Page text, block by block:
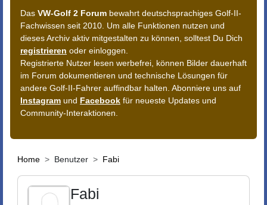
Das VW-Golf 2 Forum bewahrt deutschsprachiges Golf-II-
Fachwissen seit 2010. Um alle Funktionen nutzen und
dieses Archiv aktiv mitgestalten zu können, solltest Du Dich
registrieren oder einloggen.
Registrierte Nutzer lesen werbefrei, können Bilder dauerhaft
im Forum dokumentieren und technische Lösungen für
andere Golf-II-Fahrer auffindbar halten. Abonniere uns auf
Instagram und Facebook für neueste Updates und
Community-Interaktionen.
Home Benutzer Fabi
Fabi